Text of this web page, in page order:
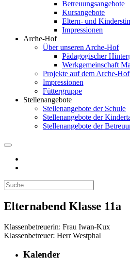
Betreuungsangebote
Kursangebote
Eltern- und
Impressionen
Arche-Hof
Über unseren Arche-Hof
Pädagogischer
Werkgemeinschaft
Projekte auf dem Arche-Hof
Impressionen
Füttergruppe
Stellenangebote
Stellenangebote der Schule
Stellenangebote der
Stellenangebote der
Elternabend Klasse 11a
Klassenbetreuerin: Frau Iwan-Kux
Klassenbetreuer: Herr Westphal
Kalender